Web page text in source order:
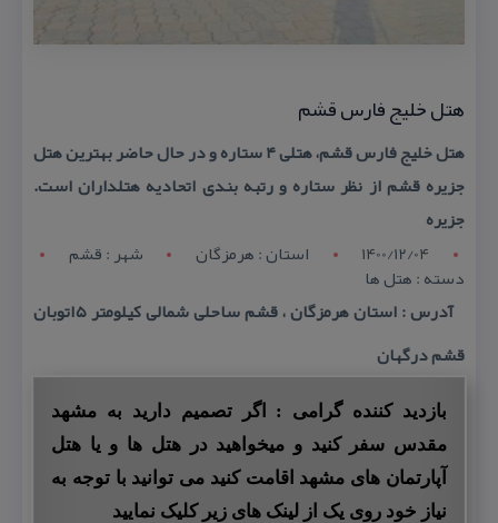
هتل خلیج فارس قشم
هتل خلیج فارس قشم، هتلی ۴ ستاره و در حال حاضر بهترین هتل
جزیره قشم از نظر ستاره و رتبه بندی اتحادیه هتلداران است.
جزیره
1400/12/04
استان : هرمزگان شهر : قشم
دسته : هتل ها
آدرس : استان هرمزگان ، قشم ساحلی شمالی كیلومتر ۵اتوبان
قشم درگهان
بازدید کننده گرامی : اگر تصمیم دارید به مشهد
مقدس سفر کنید و میخواهید در هتل ها و یا هتل
آپارتمان های مشهد اقامت کنید می توانید با توجه به
نیاز خود روی یک از لینک های زیر کلیک نمایید